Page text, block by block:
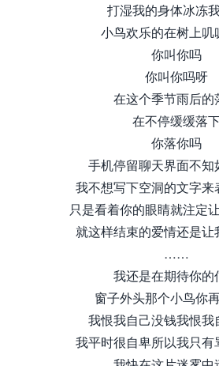
打湿我的身体冰冻
小鸟欢乐的在树上叽
你叫你吗
你叫你吗呀
在这个季节雨后的
在不停缓缓落
你落你吗
手机停留聊天界面不知
我不想写下空洞的文字来
只是看着你的眼睛就注定
就这样结束的爱情还是让
……
我还是在期待你的
窗子外头那个小鸟你
我恨我自己没钱我恨我
我平时很自卑所以我只有